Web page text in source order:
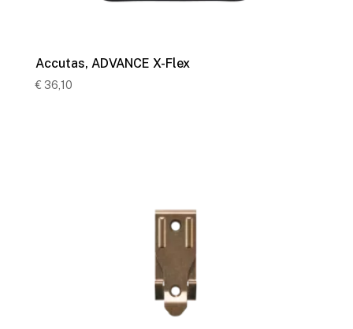
Accutas, ADVANCE X-Flex
€ 36,10